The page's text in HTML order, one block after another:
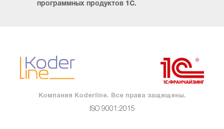
HTML файлының жобасын әртүрлі браузерлерге
арналған стильдер тізімі бар дайын шаблоннан бастаған
дұрыс. Жоғарғы формада веб-сервер параметрлеріне
жауап беретін элементтерді көрсету керек, олардың
программных продуктов 1С.
Компания Koderline. Все права защищены.
ISO 9001:2015